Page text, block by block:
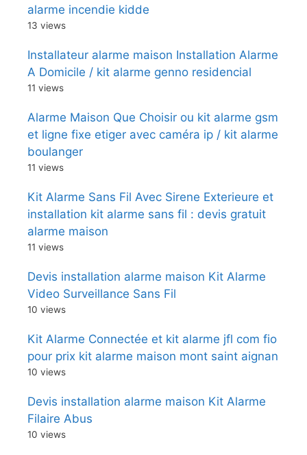
alarme incendie kidde
13 views
Installateur alarme maison Installation Alarme
A Domicile / kit alarme genno residencial
11 views
Alarme Maison Que Choisir ou kit alarme gsm
et ligne fixe etiger avec caméra ip / kit alarme
boulanger
11 views
Kit Alarme Sans Fil Avec Sirene Exterieure et
installation kit alarme sans fil : devis gratuit
alarme maison
11 views
Devis installation alarme maison Kit Alarme
Video Surveillance Sans Fil
10 views
Kit Alarme Connectée et kit alarme jfl com fio
pour prix kit alarme maison mont saint aignan
10 views
Devis installation alarme maison Kit Alarme
Filaire Abus
10 views